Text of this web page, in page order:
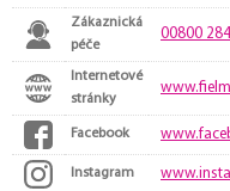
Zákaznická
péče
00800
Internetové
stránky
Facebook
Instagram